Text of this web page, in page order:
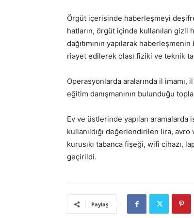
Örgüt içerisinde haberleşmeyi
hatların, örgüt içinde kullanılan
dağıtımının yapılarak
riayet edilerek olası fiziki ve teknik
Operasyonlarda aralarında il imamı,
eğitim danışmanının bulunduğu
Ev ve üstlerinde yapılan
kullanıldığı değerlendirilen lira,
kurusıkı tabanca fişeği, wifi cihazı,
geçirildi.
Paylaş